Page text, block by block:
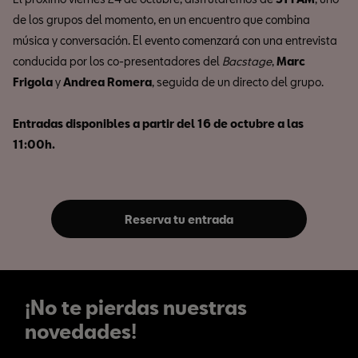
de los grupos del momento, en un encuentro que combina
música y conversación. El evento comenzará con una entrevista
conducida por los co-presentadores del Bacstage,Marc
FrigolayAndrea Romera, seguida de un directo del grupo.
Entradas disponibles a partir del 16 de octubre a las
11:00h.
Reserva tu entrada
¡No te pierdas nuestras
novedades!